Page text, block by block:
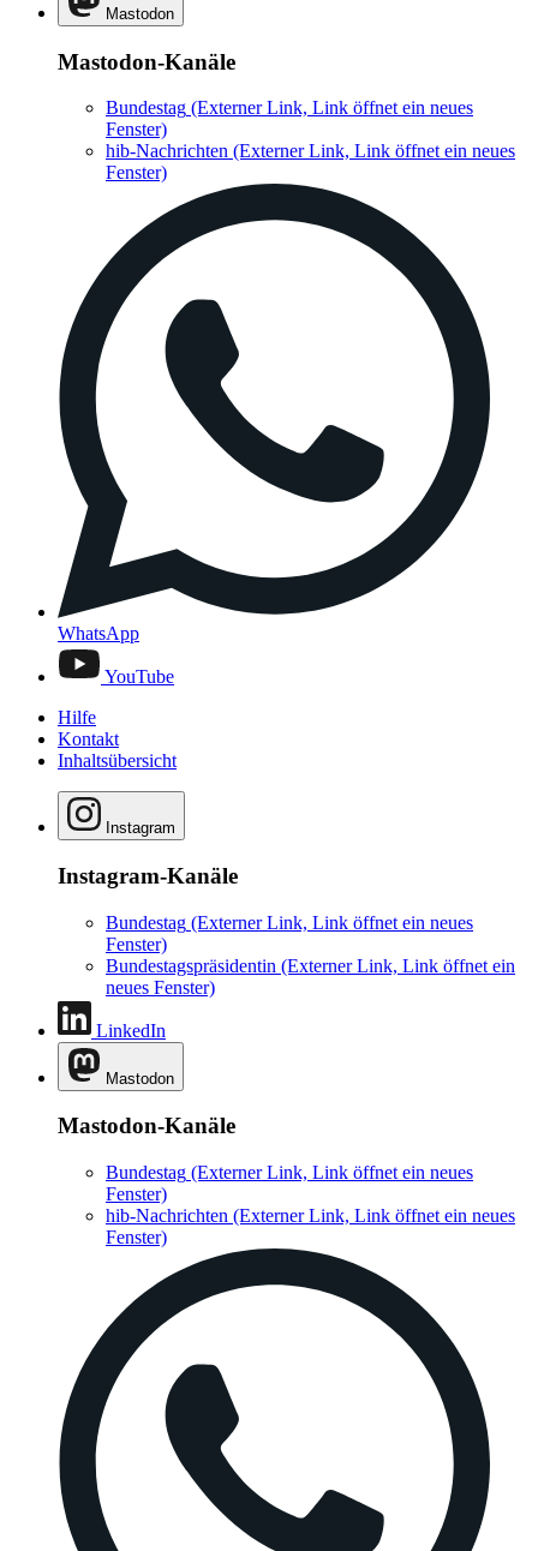
Mastodon
Mastodon-Kanäle
Bundestag (Externer Link, Link öffnet ein neues
Fenster)
hib-Nachrichten (Externer Link, Link öffnet ein neues
Fenster)
WhatsApp
YouTube
Hilfe
Kontakt
Inhaltsübersicht
Instagram
Instagram-Kanäle
Bundestag (Externer Link, Link öffnet ein neues
Fenster)
Bundestagspräsidentin (Externer Link, Link öffnet ein
neues Fenster)
LinkedIn
Mastodon
Mastodon-Kanäle
Bundestag (Externer Link, Link öffnet ein neues
Fenster)
hib-Nachrichten (Externer Link, Link öffnet ein neues
Fenster)